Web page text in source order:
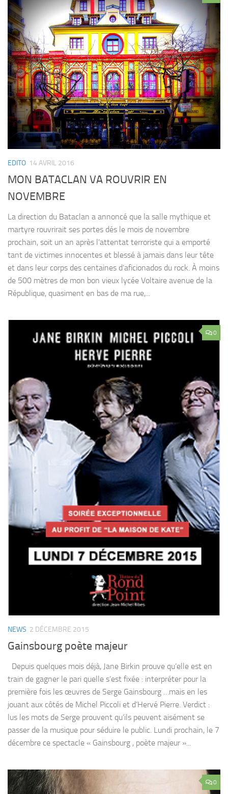
EDITO 14 AVRIL 2016
MON BATACLAN VA ROUVRIR EN
NOVEMBRE
La direction du Bataclan a annoncé que la salle mythique et
martyre rouvrirait ses portes dés le mois de novembre
prochain, soit un an après l’attentat terroriste qui a emporté
tant de victimes innocentes et blessé à jamais dans leur tête
et dans leur corps des centaines d’aficionados du rock. À moins
de 500 mètres de mon bon vieux lycée Voltaire avenue de la
République, quasiment en bas de ma rue,...
0
NEWS 2 DÉCEMBRE 2015
Gainsbourg poète majeur
Depuis quelques mois déjà, Jane Birkin prouve qu’elle est en
train de gagner le pari quelle s’est fixée : interpréter pour la
première fois les œuvres de Serge Gainsbourg …mais en les
jouant aux côtés de Michel Piccoli et d’Hervé Pierre. Verdict :
lus les mots de Serge prouvent qu’ils peuvent aisément se
passer de la musique pour séduire le public. Lundi prochain, le 7
décembre ce spectacle « Gainsbourg , poète majeur »...
0